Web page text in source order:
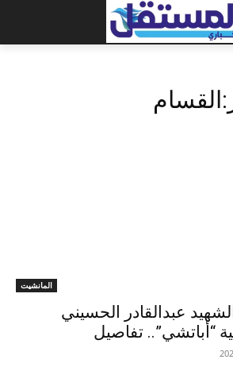
القسام
المانشيت
عبدالقادر الحسيني
“أباتشي”.. تفاصيل